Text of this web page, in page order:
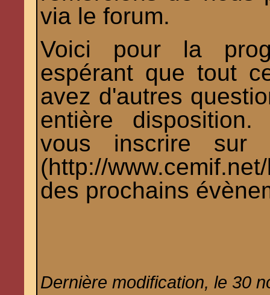
via le forum.
Voici pour la
espérant que tout
avez d'autres
entière
vous inscrire sur
(http://
des prochains
Dernière modification, le 30